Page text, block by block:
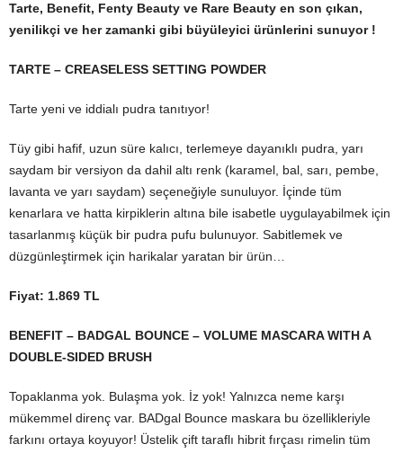
Tarte, Benefit, Fenty Beauty ve Rare Beauty en son çıkan,
yenilikçi ve her zamanki gibi büyüleyici ürünlerini sunuyor !
TARTE – CREASELESS SETTING POWDER
Tarte yeni ve iddialı pudra tanıtıyor!
Tüy gibi hafif, uzun süre kalıcı, terlemeye dayanıklı pudra, yarı
saydam bir versiyon da dahil altı renk (karamel, bal, sarı, pembe,
lavanta ve yarı saydam) seçeneğiyle sunuluyor. İçinde tüm
kenarlara ve hatta kirpiklerin altına bile isabetle uygulayabilmek için
tasarlanmış küçük bir pudra pufu bulunuyor. Sabitlemek ve
düzgünleştirmek için harikalar yaratan bir ürün…
Fiyat: 1.869 TL
BENEFIT – BADGAL BOUNCE – VOLUME MASCARA WITH A
DOUBLE-SIDED BRUSH
Topaklanma yok. Bulaşma yok. İz yok! Yalnızca neme karşı
mükemmel direnç var. BADgal Bounce maskara bu özellikleriyle
farkını ortaya koyuyor! Üstelik çift taraflı hibrit fırçası rimelin tüm